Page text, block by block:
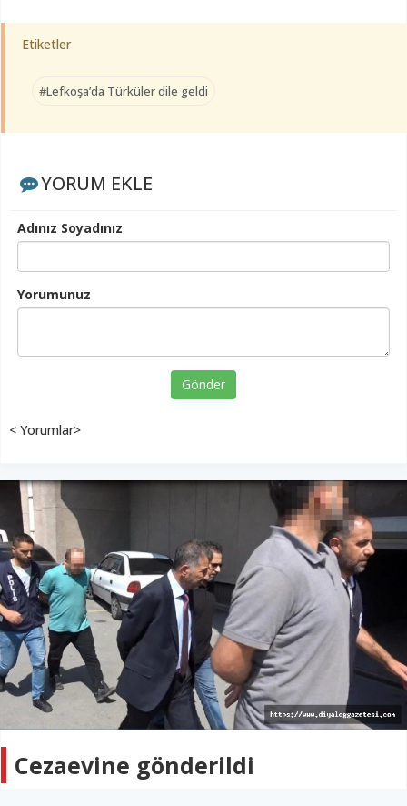
Etiketler
#Lefkoşa’da Türküler dile geldi
YORUM EKLE
Adınız Soyadınız
Yorumunuz
Gönder
< Yorumlar>
Cezaevine gönderildi